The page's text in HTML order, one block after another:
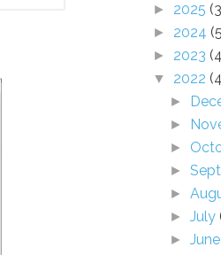
► 2025
► 2024
► 2023
▼ 2022
►
►
►
►
►
►July
►June